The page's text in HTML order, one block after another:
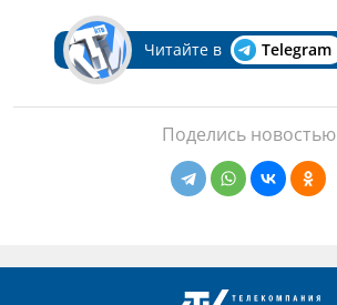
Читайте в Telegram
Поделись новостью